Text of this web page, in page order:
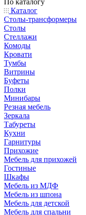
По каталогу
Каталог
Столы-трансформеры
Столы
Стеллажи
Комоды
Кровати
Тумбы
Витрины
Буфеты
Полки
Минибары
Резная мебель
Зеркала
Табуреты
Кухни
Гарнитуры
Прихожие
Мебель для прихожей
Гостиные
Шкафы
Мебель из МДФ
Мебель из шпона
Мебель для детской
Мебель для спальни